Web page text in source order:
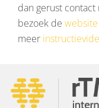
dan gerust
bezoek de website
meer